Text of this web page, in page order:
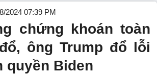
2024 07:39 PM
chứng khoán toàn
ông Trump đổ lỗi
quyền Biden